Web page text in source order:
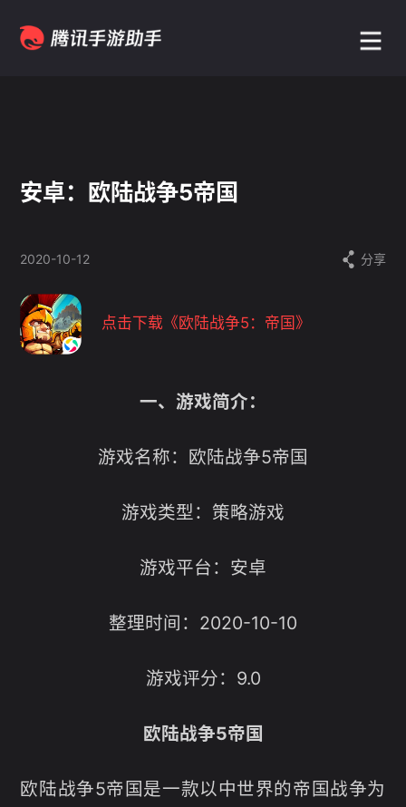
安卓：欧陆战争5帝国
2020-10-12 分享
点击下载 《欧陆战争5：帝国 》
一、游戏简介：
游戏名称：欧陆战争5帝国
游戏类型：策略游戏
游戏平台：安卓
整理时间：2020-10-10
游戏评分：9.0
欧陆战争5帝国
欧陆战争5帝国是一款以中世界的帝国战争为